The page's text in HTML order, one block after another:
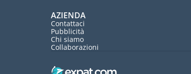
AZIENDA
Contattaci
Pubblicità
Chi siamo
Collaborazioni